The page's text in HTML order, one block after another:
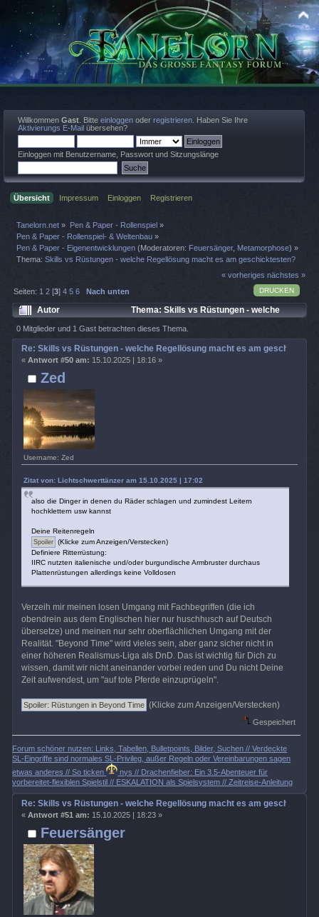
Willkommen Gast . Bitte einloggen oder registrieren . Haben Sie Ihre
Aktivierungs E-Mail übersehen?
Einloggen mit Benutzername, Passwort und Sitzungslänge
Übersicht Impressum Einloggen Registrieren
Tanelorn.net » Pen & Paper - Rollenspiel»
Pen & Paper - Rollenspiel- & Weltenbau »
Pen & Paper - Eigenentwicklungen (Moderatoren: Feuersänger, Metamorphose) »
Thema:Skills vs Rüstungen - welche Regellösung macht es am geschicktesten?
« vorheriges nächstes »
DRUCKEN
Seiten: 1 2 [3]4 5 6 Nach unten
Autor
Thema: Skills vs Rüstungen - welche
Regellösung macht es am geschicktesten? (Gelesen 9274 mal)
0 Mitglieder und 1 Gast betrachten dieses Thema.
Zed
Username: Zed
Re: Skills vs Rüstungen - welche Regellösung macht es am
« Antwort #50 am: 15.10.2025 | 18:16 »
Zitat von: Lichtschwerttänzer am 15.10.2025 | 17:02
also die Dinger in denen du Räder schlagen und zumindest Leitern
hochklettern usw kannst
Deine Reitenregeln
(Klicke zum Anzeigen/Verstecken)
Definiere Ritterrüstung:
IIRC nutzten italienische und/oder burgundische Armbruster durchaus
Plattenrüstungen allerdings keine Volldosen
Verzeih mir meinen losen Umgang mit Fachbegriffen (die ich
obendrein aus dem Englischen hier nur huschhusch auf Deutsch
übersetze) und meinen nur sehr oberflächlichen Umgang mit der
Realität. "Beyond Time" wird vieles sein, aber ganz sicher nicht in
einer höheren Realismus-Liga als DnD. Das ist wichtig für Dich zu
wissen, damit wir nicht aneinander vorbei reden und Du nicht Deine
Zeit aufwendest, um "auf tote Pferde einzuprügeln".
(Klicke zum Anzeigen/Verstecken)
Gespeichert
Forum schöner nutzen: Links, Tabellen, Bulletpoints, Bilder, Suchen // Verdeckte
SL-Eingriffe sind normales SL-Privileg, außer Regeln oder Vereinbarungen sagen
etwas anderes // So ticken
nys // Drachenfieber: Ein 3.5-Abenteuer für
vorbereitet-flexiblen Spielstil // ESKALATION als Spielsystem // Zeitreise-Anleitung
Feuersänger
Re: Skills vs Rüstungen - welche Regellösung macht es am
« Antwort #51 am: 15.10.2025 | 18:23 »